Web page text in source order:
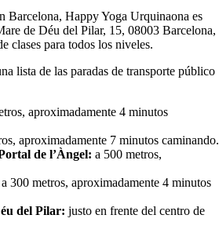
Barcelona, Happy Yoga Urquinaona es
de Déu del Pilar, 15, 08003 Barcelona,
clases para todos los niveles.
lista de las paradas de transporte público
aproximadamente 4 minutos
aproximadamente 7 minutos caminando.
de l’Àngel: a 500 metros,
a 300 metros, aproximadamente 4 minutos
del Pilar: justo en frente del centro de